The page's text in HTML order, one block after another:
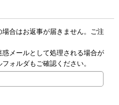
合はお返事が届きません。ご注
メールとして処理される場合が
ォルダもご確認ください。